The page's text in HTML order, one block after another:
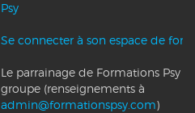
Psy
Se connecter à son espace de
Le parrainage de Formations Psy
groupe (renseignements à
admin@formationspsy.com)